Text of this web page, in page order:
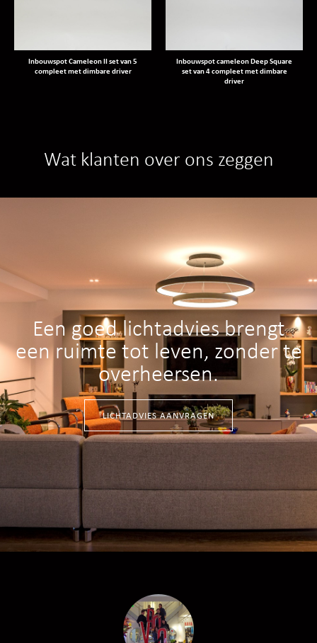
Inbouwspot Cameleon II set van 5
compleet met dimbare driver
Inbouwspot cameleon Deep Square
set van 4 compleet met dimbare
driver
Wat klanten over ons zeggen
Een goed lichtadvies brengt
een ruimte tot leven, zonder te
overheersen.
LICHTADVIES AANVRAGEN